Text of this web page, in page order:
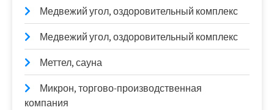
Медвежий угол, оздоровительный комплекс
Медвежий угол, оздоровительный комплекс
Меттел, сауна
Микрон, торгово-производственная
компания